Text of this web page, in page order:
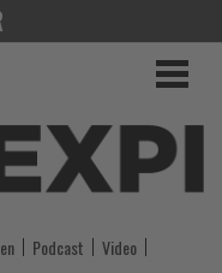
Podcast
Video